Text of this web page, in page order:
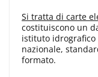
Si tratta di carte
costituiscono un
istituto idrografico
nazionale,
formato.